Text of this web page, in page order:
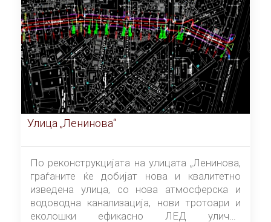
Улица „Ленинова“
По реконструкцијата на улицата „Ленинова,
граѓаните ќе добијат нова и квалитетно
изведена улица, со нова атмосферска и
водоводна канализација, нови тротоари и
еколошки ефикасно ЛЕД улично